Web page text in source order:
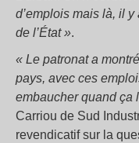
d’emplois mais là, il
de l’État ».
« Le patronat a
pays, avec ces
embaucher quand ça
Carriou de Sud
revendicatif sur la